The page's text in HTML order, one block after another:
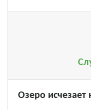
Озеро исчезает